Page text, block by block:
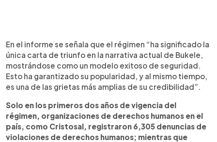
En el informe se señala que el régimen “ha significado la
única carta de triunfo en la narrativa actual de Bukele,
mostrándose como un modelo exitoso de seguridad.
Esto ha garantizado su popularidad, y al mismo tiempo,
es una de las grietas más amplias de su credibilidad”.
Solo en los primeros dos años de vigencia del
régimen, organizaciones de derechos humanos en el
país, como Cristosal, registraron 6,305 denuncias de
violaciones de derechos humanos; mientras que